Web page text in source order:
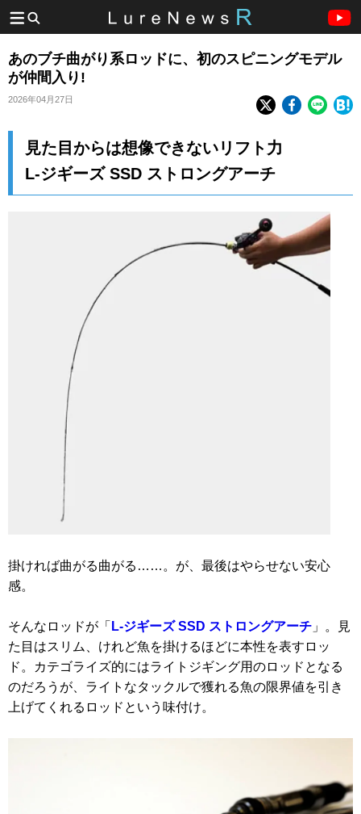
あのブチ曲がり系ロッドに、初のスピニングモデル
が仲間入り!
2026年04月27日
見た目からは想像できないリフト力
L‐ジギーズ SSD ストロングアーチ
掛ければ曲がる曲がる……。が、最後はやらせない安心
感。
そんなロッドが「 L‐ジギーズ SSD ストロングアーチ 」。見
た目はスリム、けれど魚を掛けるほどに本性を表すロッ
ド。カテゴライズ的にはライトジギング用のロッドとなる
のだろうが、ライトなタックルで獲れる魚の限界値を引き
上げてくれるロッドという味付け。